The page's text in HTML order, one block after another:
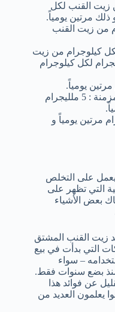
من زيت القنب لكل
مرتين يومياً.
: 0.2 ملليجرام من زيت القنب
0.1 ملليجرام لكل كيلوجرام من زيت
تدريجياً إلى 0.5 ملليجرام لكل كيلوجرام
إلتهابات الجهاز التنفسي العلوي المزمنة : 5 ملليجرام
مرتين يومياً و
على التخلص
التي تظهر على
بعض الأشياء
زيت القنب المشتق
التي بدأت في بيع
– سواء
منذ بضع سنوات فقط.
عن فوائد هذا
يعلمون العديد من